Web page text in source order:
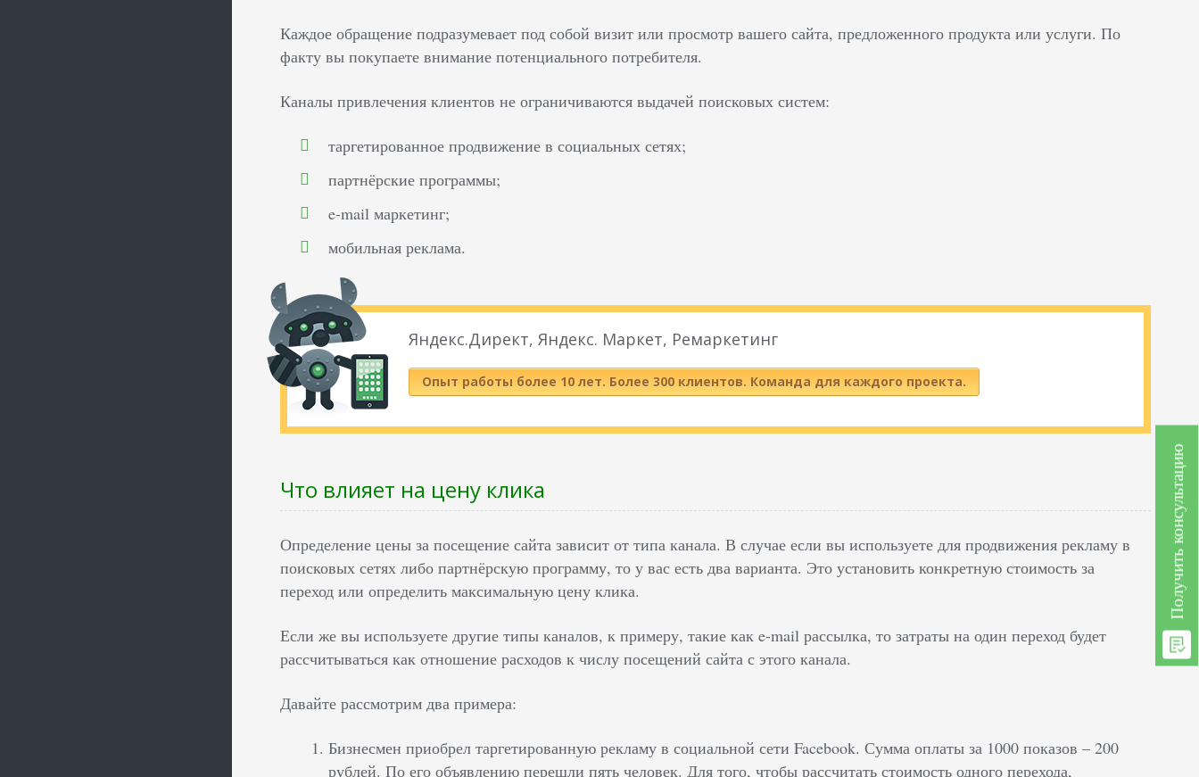
Каждое обращение подразумевает под собой визит или просмотр вашего сайта, предложенного продукта или услуги. По
факту вы покупаете внимание потенциального потребителя.
Каналы привлечения клиентов не ограничиваются выдачей поисковых систем:
таргетированное продвижение в социальных сетях;
партнёрские программы;
e-mail маркетинг;
мобильная реклама.
Яндекс.Директ, Яндекс. Маркет, Ремаркетинг
Опыт работы более 10 лет. Более 300 клиентов. Команда для каждого проекта.
Что влияет на цену клика
Определение цены за посещение сайта зависит от типа канала. В случае если вы используете для продвижения рекламу в
поисковых сетях либо партнёрскую программу, то у вас есть два варианта. Это установить конкретную стоимость за
переход или определить максимальную цену клика.
Если же вы используете другие типы каналов, к примеру, такие как e-mail рассылка, то затраты на один переход будет
рассчитываться как отношение расходов к числу посещений сайта с этого канала.
Давайте рассмотрим два примера:
Бизнесмен приобрел таргетированную рекламу в социальной сети Facebook. Сумма оплаты за 1000 показов – 200
рублей. По его объявлению перешли пять человек. Для того, чтобы рассчитать стоимость одного перехода,
Получить консультацию